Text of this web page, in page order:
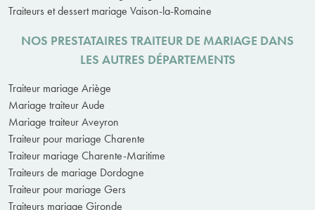
Traiteurs et dessert mariage Vaison-la-Romaine
NOS PRESTATAIRES TRAITEUR DE MARIAGE DANS
LES AUTRES DÉPARTEMENTS
Traiteur mariage Ariège
Mariage traiteur Aude
Mariage traiteur Aveyron
Traiteur pour mariage Charente
Traiteur mariage Charente-Maritime
Traiteurs de mariage Dordogne
Traiteur pour mariage Gers
Traiteurs mariage Gironde